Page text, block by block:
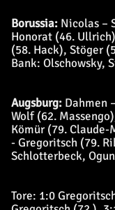
Borussia: Nicolas –
Honorat (46.
(58. Hack), Stöger
Bank: Olschowsky,
Augsburg: Dahmen
Wolf (62.
Kömür (79.
- Gregoritsch (79.
Schlotterbeck,
Tore: 1:0